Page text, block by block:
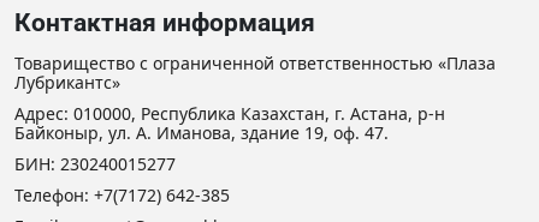
Контактная информация
Товарищество с ограниченной ответственностью «Плаза
Лубрикантс»
Адрес: 010000, Республика Казахстан, г. Астана, р-н
Байконыр, ул. А. Иманова, здание 19, оф. 47.
БИН: 230240015277
Телефон: +7(7172) 642-385